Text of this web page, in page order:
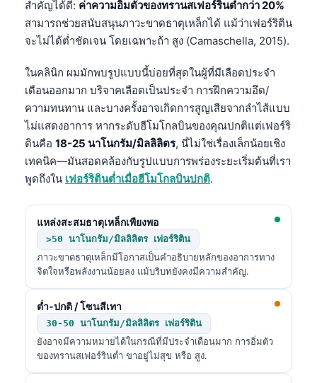
สำคัญได้ดี: ค่าความอิ่มตัวของทรานสเฟอร์รินต่ำกว่า 20%
สามารถช่วยสนับสนุนภาวะขาดธาตุเหล็กได้ แม้ว่าเฟอร์ริติน
จะไม่ได้ต่ำชัดเจน โดยเฉพาะถ้า สูง (Camaschella, 2015).
ในคลินิก ผมมักพบรูปแบบนี้บ่อยที่สุดในผู้ที่มีเลือดประจำ
เดือนออกมาก บริจาคเลือดเป็นประจำ การฝึกความอึด/
ความทนทาน และบางครั้งอาจเกิดการสูญเสียจากลำไส้แบบ
ไม่แสดงอาการ หากระดับฮีโมโกลบินของคุณปกติแต่เฟอร์ริ
ตินคือ 18-25 นาโนกรัม/มิลลิลิตร, นี่ไม่ใช่เรื่องเล็กน้อยเชิง
เทคนิค—มันสอดคล้องกับรูปแบบการพร่องระยะเริ่มต้นที่เรา
พูดถึงใน เฟอร์ริตินต่ำเมื่อฮีโมโกลบินปกติ.
แหล่งสะสมธาตุเหล็กเพียงพอ
>50 นาโนกรัม/มิลลิลิตร เฟอร์ริติน
ภาวะขาดธาตุเหล็กมีโอกาสเป็นคำอธิบายหลักของอาการทาง
จิตใจหรือพลังงานน้อยลง แม้บริบทยังคงมีความสำคัญ.
ต่ำ-ปกติ / โซนสีเทา
30-50 นาโนกรัม/มิลลิลิตร เฟอร์ริติน
ยังอาจมีความหมายได้ในกรณีที่มีประจำเดือนมาก การอิ่มตัว
ของทรานสเฟอร์รินต่ำ ขาอยู่ไม่สุข หรือ สูง.